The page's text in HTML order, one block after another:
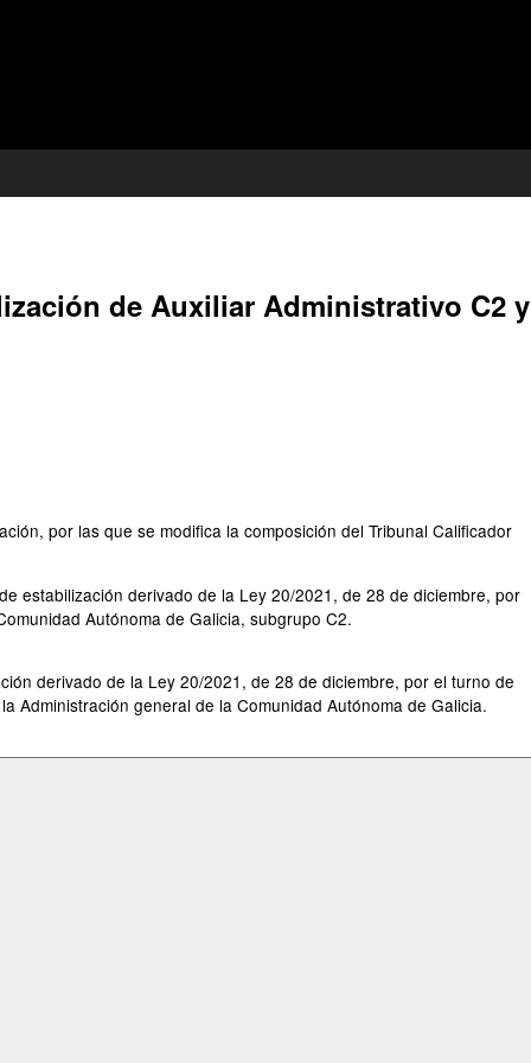
de Auxiliar Administrativo C2 y
por las que se modifica la composición del Tribunal Calificador
estabilización derivado de la Ley 20/2021, de 28 de diciembre, por
Autónoma de Galicia, subgrupo C2.
derivado de la Ley 20/2021, de 28 de diciembre, por el turno de
Administración general de la Comunidad Autónoma de Galicia.